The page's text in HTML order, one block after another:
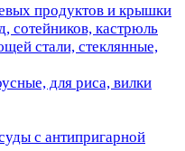
продуктов и крышки
сотейников, кастрюль
стали, стеклянные,
для риса, вилки
с антипригарной